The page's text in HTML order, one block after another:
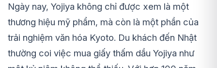
Ngày nay, Yojiya không chỉ được xem là một
thương hiệu mỹ phẩm, mà còn là một phần của
trải nghiệm văn hóa Kyoto. Du khách đến Nhật
thường coi việc mua giấy thấm dầu Yojiya như